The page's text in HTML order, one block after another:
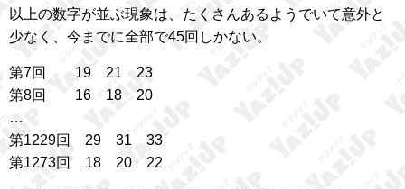
以上の数字が並ぶ現象は、たくさんあるようでいて意外と
少なく、今までに全部で45回しかない。
第7回 19 21 23
第8回 16 18 20
…
第1229回 29 31 33
第1273回 18 20 22